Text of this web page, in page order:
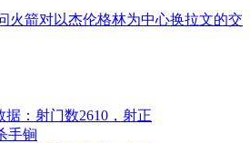
火箭对以杰伦格林为中心换拉文的交
据：射门数2610，射正
手锏